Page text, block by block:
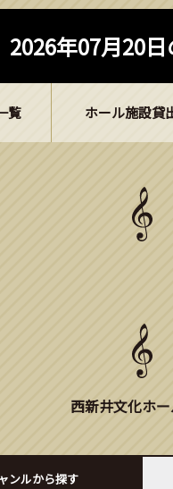
2026年07月20
覧 ホール施設貸
西新井文化ホ
ンルから探す